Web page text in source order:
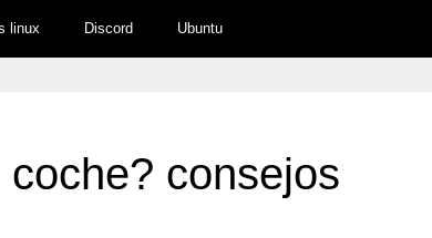
linux Discord Ubuntu
consejos